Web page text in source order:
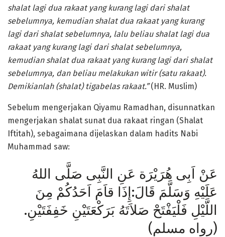
shalat lagi dua rakaat yang kurang lagi dari shalat
sebelumnya, kemudian shalat dua rakaat yang kurang
lagi dari shalat sebelumnya, lalu beliau shalat lagi dua
rakaat yang kurang lagi dari shalat sebelumnya,
kemudian shalat dua rakaat yang kurang lagi dari shalat
sebelumnya, dan beliau melakukan witir (satu rakaat).
Demikianlah (shalat) tigabelas rakaat.”(HR. Muslim)
Sebelum mengerjakan Qiyamu Ramadhan, disunnatkan
mengerjakan shalat sunat dua rakaat ringan (Shalat
Iftitah), sebagaimana dijelaskan dalam hadits Nabi
Muhammad saw:
عَنْ اَبِى هُرَيْرَة عَنِ النَّبِى صَلَّى اللهُ
عَلَيْهِ وَسَلَّمَ قَالَ:إِذَا قاَمَ اَحَدُكُمْ مِنَ
اللَّيْلِ فَلْيَفْتَحْ صَلاَتَهُ بَرَكْعَتَيْنِ خَفِفَتَيْنِ.
(رواه مسلم)